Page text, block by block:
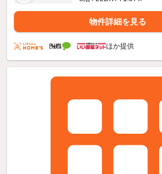
物件詳細を見る
ほか提供